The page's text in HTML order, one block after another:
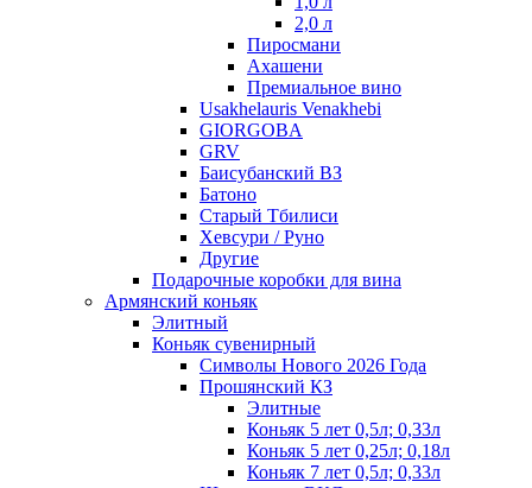
2,0 л
Пиросмани
Ахашени
Премиальное вино
Usakhelauris Venakhebi
GIORGOBA
GRV
Баисубанский ВЗ
Батоно
Старый Тбилиси
Хевсури / Руно
Другие
Подарочные коробки для вина
Армянский коньяк
Элитный
Коньяк сувенирный
Символы Нового 2026 Года
Прошянский КЗ
Элитные
Коньяк 5 лет 0,5л; 0,33л
Коньяк 5 лет 0,25л; 0,18л
Коньяк 7 лет 0,5л; 0,33л